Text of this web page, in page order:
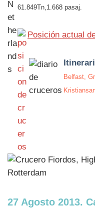
61.849Tn,1.668 pasaj.
Posición actual
Belfast,
27 Agosto 2013.